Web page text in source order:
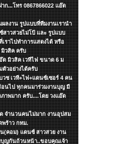
ก...โทร 0867866022 แอ๊ด
ลงาน รูปแบบที่ทีมงานเรานำ
สาวสวยไม่โป้ และ รูปแบบ
เราไปทำการแสดงได้ หรือ
มิวสิค ครับ
ด มิวสิค เวทีไฟ ขนาด 6 ม
วอย่างได้ครับ
ช เวที+ไฟ+แดนซ์เซอร์ 4 คน
อนไป ทุกคนมาร่วมงานบุญ มี
พมาก ครับ....โดย วงแอ๊ด
จำนวนคนไม่มาก งานอุปสม
พร้าว กทม.
(คอม) แดนซ์ สาวสวย งาน
บุญกันถ้วนหน้า..ขอบคุณเจ้า